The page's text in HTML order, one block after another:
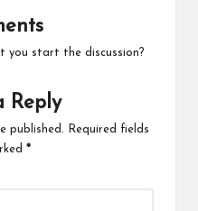
you start the discussion?
Reply
published.
Required fields
*